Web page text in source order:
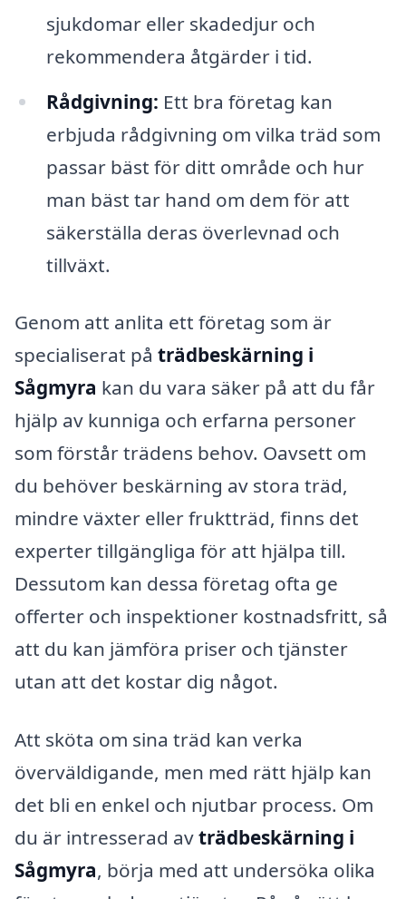
sjukdomar eller skadedjur och
rekommendera åtgärder i tid.
Rådgivning: Ett bra företag kan
erbjuda rådgivning om vilka träd som
passar bäst för ditt område och hur
man bäst tar hand om dem för att
säkerställa deras överlevnad och
tillväxt.
Genom att anlita ett företag som är
specialiserat på trädbeskärning i
Sågmyra kan du vara säker på att du får
hjälp av kunniga och erfarna personer
som förstår trädens behov. Oavsett om
du behöver beskärning av stora träd,
mindre växter eller fruktträd, finns det
experter tillgängliga för att hjälpa till.
Dessutom kan dessa företag ofta ge
offerter och inspektioner kostnadsfritt, så
att du kan jämföra priser och tjänster
utan att det kostar dig något.
Att sköta om sina träd kan verka
överväldigande, men med rätt hjälp kan
det bli en enkel och njutbar process. Om
du är intresserad avträdbeskärning i
Sågmyra, börja med att undersöka olika